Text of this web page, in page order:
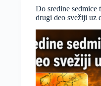
to
dalje
postojećih
servisa
uskoro
aplikacije
Do sredine sedmice
drugi deo svežiji uz